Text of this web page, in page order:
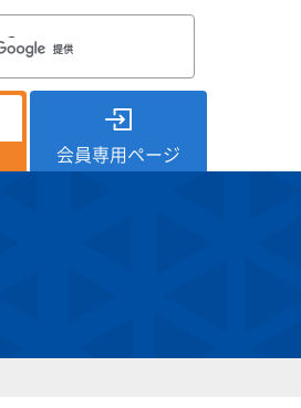
会員専用ページ